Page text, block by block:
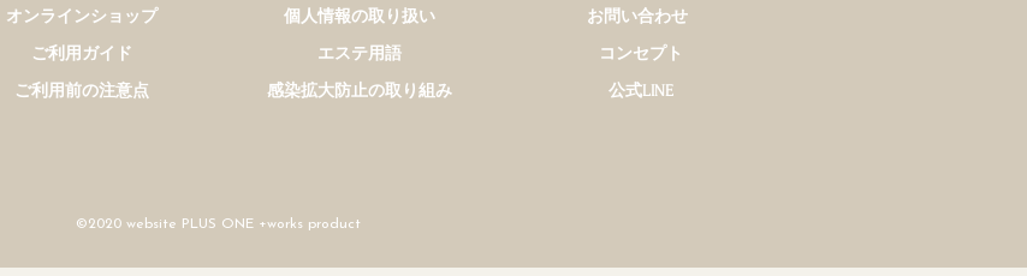
オンラインショップ
ご利用ガイド
ご利用前の注意点
個人情報の取り扱い
エステ用語
感染拡大防止の取り組み
お問い合わせ
コンセプト
公式LINE
©2020 website PLUS ONE +works product